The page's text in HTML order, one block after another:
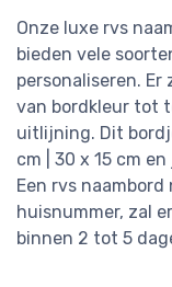
Onze luxe rvs
bieden vele
personaliseren.
van bordkleur tot
uitlijning. Dit
cm | 30 x 15 cm
Een rvs
huisnummer, zal
binnen 2 tot 5